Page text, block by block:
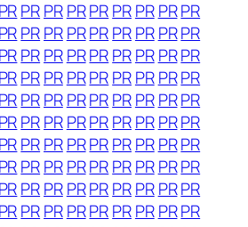
PRPRPRPRPRPRPR PRPR
PRPRPRPRPRPRPR PRPR
PRPRPRPRPRPRPR PRPR
PRPRPRPRPRPRPR PRPR
PRPRPRPRPRPRPR PRPR
PRPRPRPRPRPRPR PRPR
PRPRPRPRPRPRPR PRPR
PRPRPRPRPRPRPR PRPR
PRPRPRPRPRPRPR PRPR
PRPRPRPRPRPRPR PRPR